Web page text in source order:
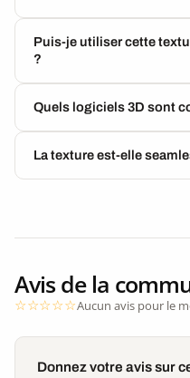
Puis-je utiliser cette
?
Quels logiciels 3D sont
La texture est-elle
Avis de la
Aucun avis pour le
Donnez votre avis sur